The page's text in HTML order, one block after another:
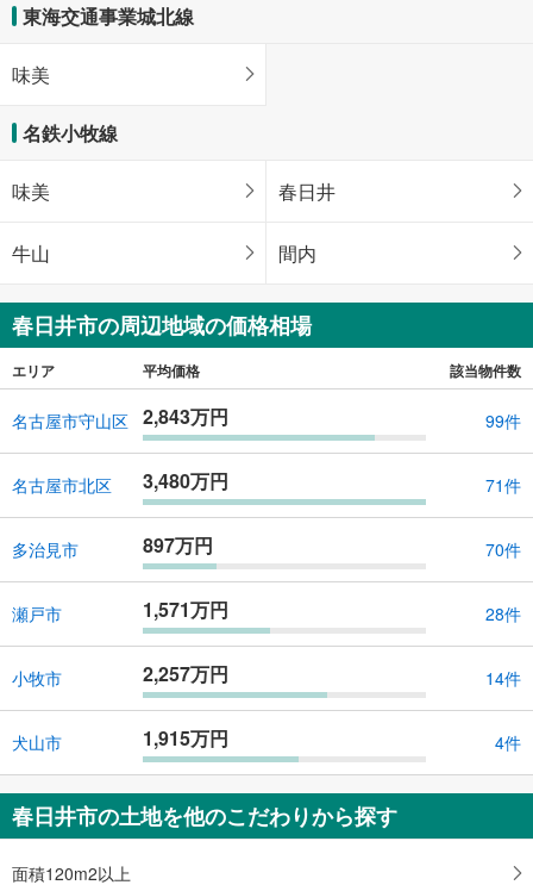
東海交通事業城北線
味美
名鉄小牧線
味美 春日井
牛山 間内
春日井市の周辺地域の価格相場
エリア 平均価格 該当物件数
名古屋市守山区 2,843万円 99件
名古屋市北区 3,480万円 71件
多治見市 897万円 70件
瀬戸市 1,571万円 28件
小牧市 2,257万円 14件
犬山市 1,915万円 4件
春日井市の土地を他のこだわりから探す
面積120m2以上